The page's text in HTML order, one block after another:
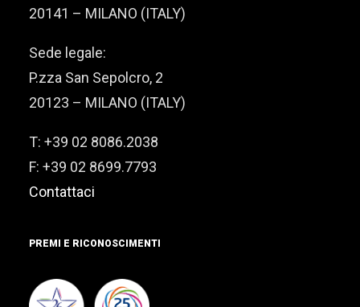
20141 – MILANO (ITALY)
Sede legale:
P.zza San Sepolcro, 2
20123 – MILANO (ITALY)
T: +39 02 8086.2038
F: +39 02 8699.7793
Contattaci
PREMI E RICONOSCIMENTI